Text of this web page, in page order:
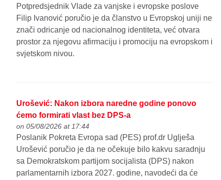
Potpredsjednik Vlade za vanjske i evropske poslove
Filip Ivanović poručio je da članstvo u Evropskoj uniji ne
znači odricanje od nacionalnog identiteta, već otvara
prostor za njegovu afirmaciju i promociju na evropskom i
svjetskom nivou.
Urošević: Nakon izbora naredne godine ponovo
ćemo formirati vlast bez DPS-a
on 05/08/2026 at 17:44
Poslanik Pokreta Evropa sad (PES) prof.dr Uglješa
Urošević poručio je da ne očekuje bilo kakvu saradnju
sa Demokratskom partijom socijalista (DPS) nakon
parlamentarnih izbora 2027. godine, navodeći da će